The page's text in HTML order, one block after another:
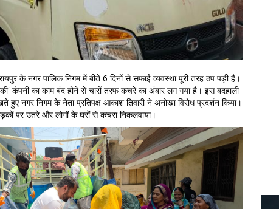
के नगर पालिक निगम में बीते 6 दिनों से सफाई व्यवस्था पूरी तरह ठप पड़ी है।
कंपनी का काम बंद होने से चारों तरफ कचरे का अंबार लग गया है। इस बदहाली
हुए नगर निगम के नेता प्रतिपक्ष आकाश तिवारी ने अनोखा विरोध प्रदर्शन किया।
पर उतरे और लोगों के घरों से कचरा निकलवाया।